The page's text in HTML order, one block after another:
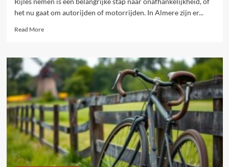
het nu gaat om autorijden of motorrijden. In Almere zijn er...
Read MoreRead
Rijlessen
in
almere:
persoonlijke
aanpak
en
veiligheid
voor
iedereen